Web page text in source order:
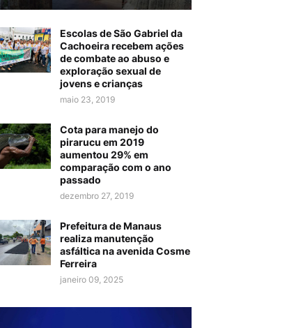
Escolas de São Gabriel da
Cachoeira recebem ações
de combate ao abuso e
exploração sexual de
jovens e crianças
maio 23, 2019
Cota para manejo do
pirarucu em 2019
aumentou 29% em
comparação com o ano
passado
dezembro 27, 2019
Prefeitura de Manaus
realiza manutenção
asfáltica na avenida Cosme
Ferreira
janeiro 09, 2025